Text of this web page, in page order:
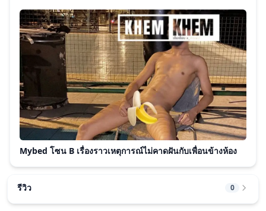
Mybed โซน B เรื่องราวเหตุการณ์ไม่คาดฝันกับเพื่อนข้างห้อง
รีวิว 0